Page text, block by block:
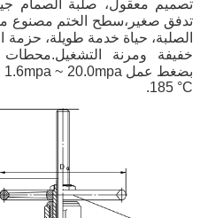
تصميم معقول، صلبة الصمام
تدفق صغير،سطح الختم مصنوع من
الصلبة، حياة خدمة طويلة، حزمة
خفيفة ومرنة التشغيل.محطات
185 °C.